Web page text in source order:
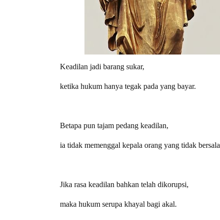
Keadilan jadi barang sukar,
ketika hukum hanya tegak pada yang bayar.
Betapa pun tajam pedang keadilan,
ia tidak memenggal kepala orang yang tidak
Jika rasa keadilan bahkan telah dikorupsi,
maka hukum serupa khayal bagi akal.